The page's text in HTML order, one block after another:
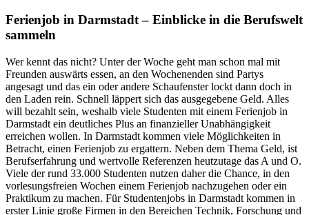
Ferienjob in Darmstadt – Einblicke in die Berufswelt
sammeln
Wer kennt das nicht? Unter der Woche geht man schon mal mit
Freunden auswärts essen, an den Wochenenden sind Partys
angesagt und das ein oder andere Schaufenster lockt dann doch in
den Laden rein. Schnell läppert sich das ausgegebene Geld. Alles
will bezahlt sein, weshalb viele Studenten mit einem Ferienjob in
Darmstadt ein deutliches Plus an finanzieller Unabhängigkeit
erreichen wollen. In Darmstadt kommen viele Möglichkeiten in
Betracht, einen Ferienjob zu ergattern. Neben dem Thema Geld, ist
Berufserfahrung und wertvolle Referenzen heutzutage das A und O.
Viele der rund 33.000 Studenten nutzen daher die Chance, in den
vorlesungsfreien Wochen einem Ferienjob nachzugehen oder ein
Praktikum zu machen. Für Studentenjobs in Darmstadt kommen in
erster Linie große Firmen in den Bereichen Technik, Forschung und